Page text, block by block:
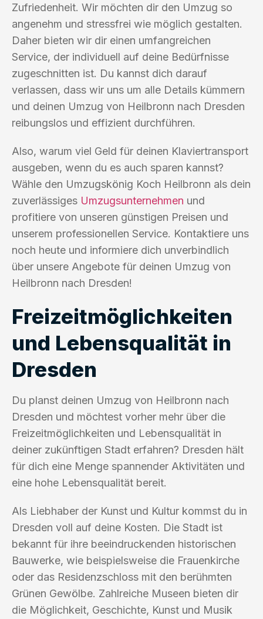
Zufriedenheit. Wir möchten dir den Umzug so
angenehm und stressfrei wie möglich gestalten.
Daher bieten wir dir einen umfangreichen
Service, der individuell auf deine Bedürfnisse
zugeschnitten ist. Du kannst dich darauf
verlassen, dass wir uns um alle Details kümmern
und deinen Umzug von Heilbronn nach Dresden
reibungslos und effizient durchführen.
Also, warum viel Geld für deinen Klaviertransport
ausgeben, wenn du es auch sparen kannst?
Wähle den Umzugskönig Koch Heilbronn als dein
zuverlässiges Umzugsunternehmen und
profitiere von unseren günstigen Preisen und
unserem professionellen Service. Kontaktiere uns
noch heute und informiere dich unverbindlich
über unsere Angebote für deinen Umzug von
Heilbronn nach Dresden!
Freizeitmöglichkeiten
und Lebensqualität in
Dresden
Du planst deinen Umzug von Heilbronn nach
Dresden und möchtest vorher mehr über die
Freizeitmöglichkeiten und Lebensqualität in
deiner zukünftigen Stadt erfahren? Dresden hält
für dich eine Menge spannender Aktivitäten und
eine hohe Lebensqualität bereit.
Als Liebhaber der Kunst und Kultur kommst du in
Dresden voll auf deine Kosten. Die Stadt ist
bekannt für ihre beeindruckenden historischen
Bauwerke, wie beispielsweise die Frauenkirche
oder das Residenzschloss mit den berühmten
Grünen Gewölbe. Zahlreiche Museen bieten dir
die Möglichkeit, Geschichte, Kunst und Musik